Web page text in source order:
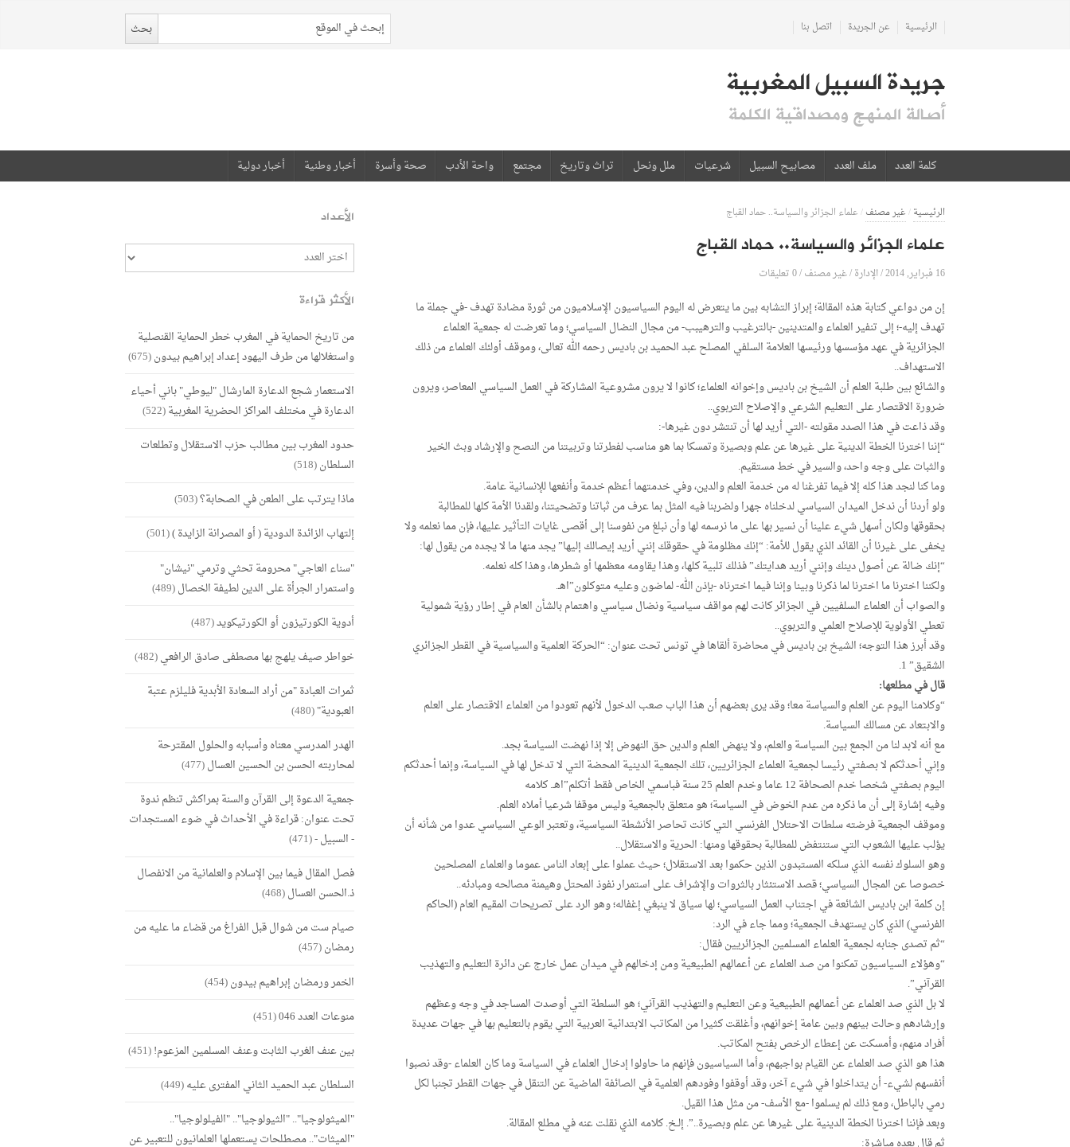
الرئيسية عن الجريدة اتصل بنا
جريدة السبيل المغربية
أصالة المنهج ومصداقية الكلمة
كلمة العدد ملف العدد مصابيح السبيل شرعيات ملل ونحل تراث وتاريخ مجتمع واحة الأدب صحة وأسرة أخبار وطنية أخبار دولية
الرئيسية/غير مصنف/علماء الجزائر والسياسة.. حماد القباج
علماء الجزائر والسياسة.. حماد القباج
16 فبراير, 2014 /الإدارة/غير مصنف/0 تعليقات
إن من دواعي كتابة هذه المقالة؛ إبراز التشابه بين ما يتعرض له اليوم السياسيون الإسلاميون من ثورة مضادة تهدف -في جملة ما
تهدف إليه-؛ إلى تنفير العلماء والمتدينين -بالترغيب والترهيبب- من مجال النضال السياسي؛ وما تعرضت له جمعية العلماء
الجزائرية في عهد مؤسسها ورئيسها العلامة السلفي المصلح عبد الحميد بن باديس رحمه الله تعالى، وموقف أولئك العلماء من ذلك
الاستهداف..
والشائع بين طلبة العلم أن الشيخ بن باديس وإخوانه العلماء؛ كانوا لا يرون مشروعية المشاركة في العمل السياسي المعاصر، ويرون
ضرورة الاقتصار على التعليم الشرعي والإصلاح التربوي..
وقد ذاعت في هذا الصدد مقولته -التي أريد لها أن تنتشر دون غيرها-:
“إننا اخترنا الخطة الدينية على غيرها عن علم وبصيرة وتمسكا بما هو مناسب لفطرتنا وتربيتنا من النصح والإرشاد وبث الخير
والثبات على وجه واحد، والسير في خط مستقيم.
وما كنا لنجد هذا كله إلا فيما تفرغنا له من خدمة العلم والدين، وفي خدمتهما أعظم خدمة وأنفعها للإنسانية عامة.
ولو أردنا أن ندخل الميدان السياسي لدخلناه جهرا ولضربنا فيه المثل بما عرف من ثباتنا وتضحيتنا، ولقدنا الأمة كلها للمطالبة
بحقوقها ولكان أسهل شيء علينا أن نسير بها على ما نرسمه لها وأن نبلغ من نفوسنا إلى أقصى غايات التأثير عليها، فإن مما نعلمه ولا
يخفى على غيرنا أن القائد الذي يقول للأمة: “إنك مظلومة في حقوقك إنني أريد إيصالك إليها” يجد منها ما لا يجده من يقول لها:
“إنك ضالة عن أصول دينك وإنني أريد هدايتك” فذلك تلبية كلها، وهذا يقاومه معظمها أو شطرها، وهذا كله نعلمه.
ولكننا اخترنا ما اخترنا لما ذكرنا وبينا وإننا فيما اخترناه -بإذن الله- لماضون وعليه متوكلون”اهـ.
والصواب أن العلماء السلفيين في الجزائر كانت لهم مواقف سياسية ونضال سياسي واهتمام بالشأن العام في إطار رؤية شمولية
تعطي الأولوية للإصلاح العلمي والتربوي..
وقد أبرز هذا التوجه؛ الشيخ بن باديس في محاضرة ألقاها في تونس تحت عنوان: “الحركة العلمية والسياسية في القطر الجزائري
الشقيق” 1.
قال في مطلعها:
“وكلامنا اليوم عن العلم والسياسة معا؛ وقد يرى بعضهم أن هذا الباب صعب الدخول لأنهم تعودوا من العلماء الاقتصار على العلم
والابتعاد عن مسالك السياسة.
مع أنه لابد لنا من الجمع بين السياسة والعلم، ولا ينهض العلم والدين حق النهوض إلا إذا نهضت السياسة بجد.
وإني أحدثكم لا بصفتي رئيسا لجمعية العلماء الجزائريين، تلك الجمعية الدينية المحضة التي لا تدخل لها في السياسة، وإنما أحدثكم
اليوم بصفتي شخصا خدم الصحافة 12 عاما وخدم العلم 25 سنة فباسمي الخاص فقط أتكلم”اهـ. كلامه
وفيه إشارة إلى أن ما ذكره من عدم الخوض في السياسة؛ هو متعلق بالجمعية وليس موقفا شرعيا أملاه العلم.
وموقف الجمعية فرضته سلطات الاحتلال الفرنسي التي كانت تحاصر الأنشطة السياسية، وتعتبر الوعي السياسي عدوا من شأنه أن
يؤلب عليها الشعوب التي ستنتفض للمطالبة بحقوقها ومنها: الحرية والاستقلال..
وهو السلوك نفسه الذي سلكه المستبدون الذين حكموا بعد الاستقلال؛ حيث عملوا على إبعاد الناس عموما والعلماء المصلحين
خصوصا عن المجال السياسي؛ قصد الاستئثار بالثروات والإشراف على استمرار نفوذ المحتل وهيمنة مصالحه ومبادئه..
إن كلمة ابن باديس الشائعة في اجتناب العمل السياسي؛ لها سياق لا ينبغي إغفاله؛ وهو الرد على تصريحات المقيم العام (الحاكم
الفرنسي) الذي كان يستهدف الجمعية؛ ومما جاء في الرد:
“ثم تصدى جنابه لجمعية العلماء المسلمين الجزائريين فقال:
“وهؤلاء السياسيون تمكنوا من صد العلماء عن أعمالهم الطبيعية ومن إدخالهم في ميدان عمل خارج عن دائرة التعليم والتهذيب
القرآني”.
لا بل الذي صد العلماء عن أعمالهم الطبيعية وعن التعليم والتهذيب القرآني؛ هو السلطة التي أوصدت المساجد في وجه وعظهم
وإرشادهم وحالت بينهم وبين عامة إخوانهم، وأغلقت كثيرا من المكاتب الابتدائية العربية التي يقوم بالتعليم بها في جهات عديدة
أفراد منهم، وأمسكت عن إعطاء الرخص بفتح المكاتب.
هذا هو الذي صد العلماء عن القيام بواجبهم، وأما السياسيون فإنهم ما حاولوا إدخال العلماء في السياسة وما كان العلماء -وقد نصبوا
أنفسهم لشيء- أن يتداخلوا في شيء آخر، وقد أوقفوا وفودهم العلمية في الصائفة الماضية عن التنقل في جهات القطر تجنبا لكل
رمي بالباطل، ومع ذلك لم يسلموا -مع الأسف- من مثل هذا القيل.
وبعد فإننا اخترنا الخطة الدينية على غيرها عن علم وبصيرة..”. إلـخ. كلامه الذي نقلت عنه في مطلع المقالة.
الأعداد
الأكثر قراءة
من تاريخ الحماية في المغرب خطر الحماية القنصلية
واستغلالها من طرف اليهود إعداد إبراهيم بيدون(675)
الاستعمار شجع الدعارة المارشال "ليوطي" باني أحياء
الدعارة في مختلف المراكز الحضرية المغربية(522)
حدود المغرب بين مطالب حزب الاستقلال وتطلعات
السلطان(518)
ماذا يترتب على الطعن في الصحابة؟(503)
إلتهاب الزائدة الدودية ( أو المصرانة الزايدة )(501)
"سناء العاجي" محرومة تحثي وترمي "نيشان"
واستمرار الجرأة على الدين لطيفة الخصال(489)
أدوية الكورتيزون أو الكورتيكويد(487)
خواطر صيف يلهج بها مصطفى صادق الرافعي(482)
ثمرات العبادة "من أراد السعادة الأبدية فليلزم عتبة
العبودية"(480)
الهدر المدرسي معناه وأسبابه والحلول المقترحة
لمحاربته الحسن بن الحسين العسال(477)
جمعية الدعوة إلى القرآن والسنة بمراكش تنظم ندوة
تحت عنوان: قراءة في الأحداث في ضوء المستجدات
- السبيل -(471)
فصل المقال فيما بين الإسلام والعلمانية من الانفصال
ذ.الحسن العسال(468)
صيام ست من شوال قبل الفراغ من قضاء ما عليه من
رمضان(457)
الخمر ورمضان إبراهيم بيدون(454)
منوعات العدد 046
(451)
بين عنف الغرب الثابت وعنف المسلمين المزعوم!(451)
السلطان عبد الحميد الثاني المفترى عليه(449)
"الميثولوجيا".. "الثيولوجيا".. "الفيلولوجيا"..
"الميثات".. مصطلحات يستعملها العلمانيون للتعبير عن